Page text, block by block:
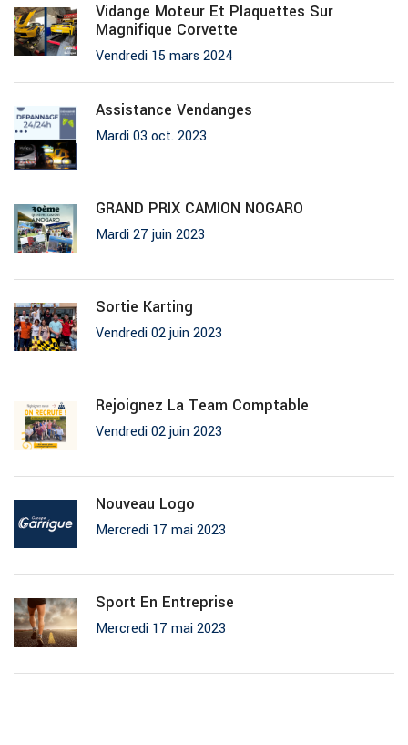
Vidange Moteur Et Plaquettes Sur
Magnifique Corvette
Vendredi 15 mars 2024
Assistance Vendanges
Mardi 03 oct. 2023
GRAND PRIX CAMION NOGARO
Mardi 27 juin 2023
Sortie Karting
Vendredi 02 juin 2023
Rejoignez La Team Comptable
Vendredi 02 juin 2023
Nouveau Logo
Mercredi 17 mai 2023
Sport En Entreprise
Mercredi 17 mai 2023